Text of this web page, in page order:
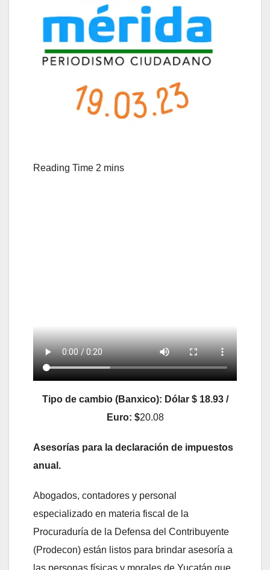
Tipo de cambio (Banxico): Dólar $ 18.93 /
Euro: $20.08
Asesorías para la declaración de impuestos
anual.
Abogados, contadores y personal
especializado en materia fiscal de la
Procuraduría de la Defensa del Contribuyente
(Prodecon) están listos para brindar asesoría a
las personas físicas y morales de Yucatán que